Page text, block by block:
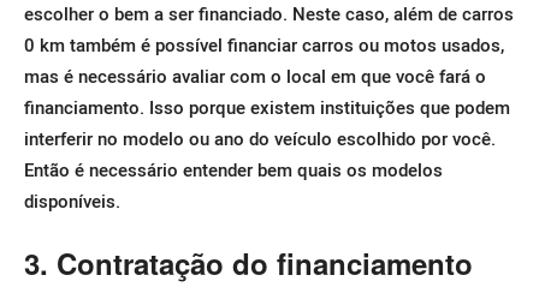
escolher o bem a ser financiado. Neste caso, além de carros
0 km também é possível financiar carros ou motos usados,
mas é necessário avaliar com o local em que você fará o
financiamento. Isso porque existem instituições que podem
interferir no modelo ou ano do veículo escolhido por você.
Então é necessário entender bem quais os modelos
disponíveis.
3. Contratação do financiamento